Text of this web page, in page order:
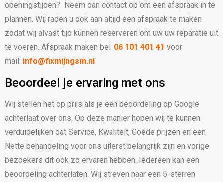
openingstijden? Neem dan contact op om een afspraak in te
plannen. Wij raden u ook aan altijd een afspraak te maken
zodat wij alvast tijd kunnen reserveren om uw uw reparatie uit
te voeren. Afspraak maken bel: 06 101 401 41 voor
mail: info@fixmijngsm.nl
Beoordeel je ervaring met ons
Wij stellen het op prijs als je een beoordeling op Google
achterlaat over ons. Op deze manier hopen wij te kunnen
verduidelijken dat Service, Kwaliteit, Goede prijzen en een
Nette behandeling voor ons uiterst belangrijk zijn en vorige
bezoekers dit ook zo ervaren hebben. Iedereen kan een
beoordeling achterlaten. Wij streven naar een 5-sterren